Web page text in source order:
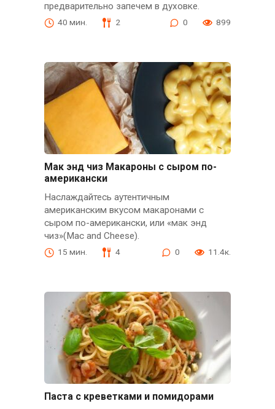
предварительно запечем в духовке.
40 мин. 2 0 899
Мак энд чиз Макароны с сыром по-
американски
Наслаждайтесь аутентичным
американским вкусом макаронами с
сыром по-американски, или «мак энд
чиз»(Mac and Cheese).
15 мин. 4 0 11.4к.
Паста с креветками и помидорами